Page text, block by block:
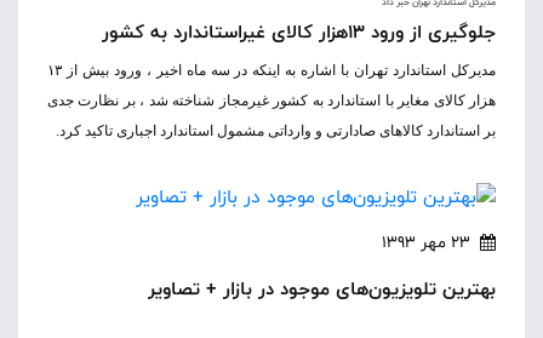
جلوگیری از ورود 13هزار کالای غیراستاندارد به کشور
مدیرکل استاندارد تهران با اشاره به اینکه در سه ماه اخیر ، ورود بیش از ۱۳
هزار کالای مغایر با استاندارد به کشور غیرمجاز شناخته شد ، بر نظارت جدی
بر استاندارد کالاهای صادارتی و وارداتی مشمول استاندارد اجباری تاکید کرد.
23 مهر 1393
بهترین تلویزیون‌های موجود در بازار + تصاویر